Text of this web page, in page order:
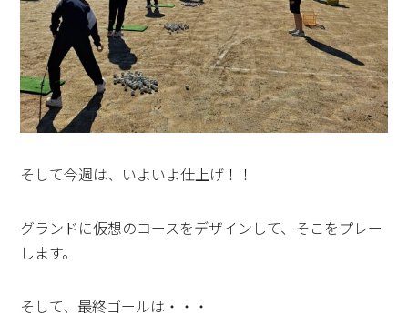
そして今週は、いよいよ仕上げ！！
グランドに仮想のコースをデザインして、そこをプレー
します。
そして、最終ゴールは・・・